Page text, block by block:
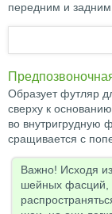
передним и задним
Образует футляр
сверху к
во внутригрудную
сращивается с
Важно! Исходя
шейных фасций,